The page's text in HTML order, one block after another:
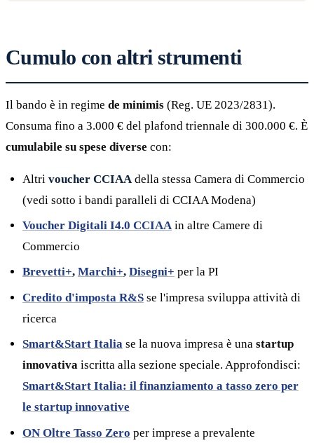
Cumulo con altri strumenti
Il bando è in regime de minimis (Reg. UE 2023/2831).
Consuma fino a 3.000 € del plafond triennale di 300.000 €. È
cumulabile su spese diverse con:
Altri voucher CCIAA della stessa Camera di Commercio
(vedi sotto i bandi paralleli di CCIAA Modena)
Voucher Digitali I4.0 CCIAA in altre Camere di
Commercio
Brevetti+, Marchi+, Disegni+ per la PI
Credito d'imposta R&S se l'impresa sviluppa attività di
ricerca
Smart&Start Italia se la nuova impresa è una startup
innovativa iscritta alla sezione speciale. Approfondisci:
Smart&Start Italia: il finanziamento a tasso zero per
le startup innovative
ON Oltre Tasso Zero per imprese a prevalente